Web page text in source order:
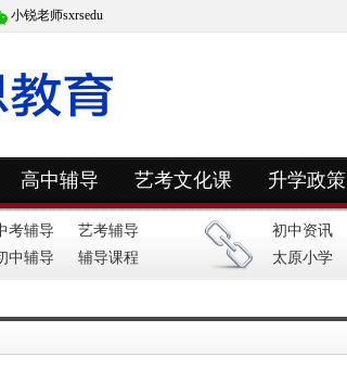
小锐老师sxrsedu
高中辅导 艺考文化课 升学政策
考辅导
艺考辅导
中辅导 辅导课程
初中资讯
太原小学